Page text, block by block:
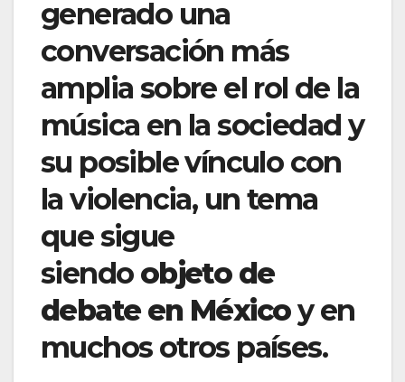
generado una
conversación más
amplia sobre el rol de la
música en la sociedad y
su posible vínculo con
la violencia, un tema
que sigue
siendo objeto de
debate en Méxicoy en
muchos otros países.